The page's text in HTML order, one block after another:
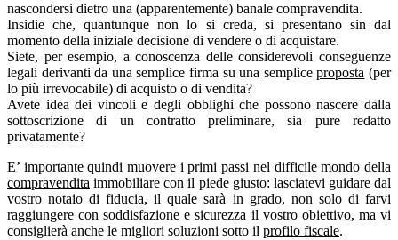
nascondersi dietro una (apparentemente) banale compravendita.
Insidie che, quantunque non lo si creda, si presentano sin dal
momento della iniziale decisione di vendere o di acquistare.
Siete, per esempio, a conoscenza delle considerevoli conseguenze
legali derivanti da una semplice firma su una sempliceproposta (per
lo più irrevocabile) di acquisto o di vendita?
Avete idea dei vincoli e degli obblighi che possono nascere dalla
sottoscrizione di un contratto preliminare, sia pure redatto
privatamente?
E’ importante quindi muovere i primi passi nel difficile mondo della
compravendita immobiliare con il piede giusto: lasciatevi guidare dal
vostro notaio di fiducia, il quale sarà in grado, non solo di farvi
raggiungere con soddisfazione e sicurezza il vostro obiettivo, ma vi
consiglierà anche le migliori soluzioni sotto il profilo fiscale.